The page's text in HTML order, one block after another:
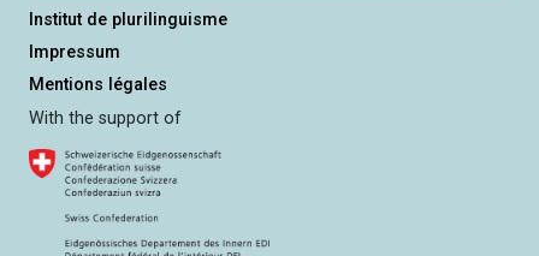
Institut de plurilinguisme
Impressum
Mentions légales
With the support of